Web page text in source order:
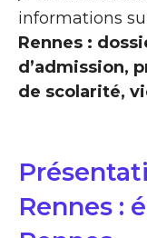
informations
Rennes :
d’admission,
de scolarité,
Rennes :